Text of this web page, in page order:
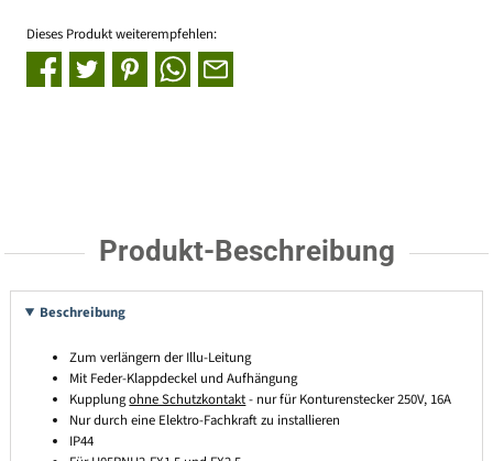
Dieses Produkt weiterempfehlen:
Produkt-Beschreibung
Beschreibung
Zum verlängern der Illu-Leitung
Mit Feder-Klappdeckel und Aufhängung
Kupplungohne Schutzkontakt- nur für Konturenstecker 250V, 16A
Nur durch eine Elektro-Fachkraft zu installieren
IP44